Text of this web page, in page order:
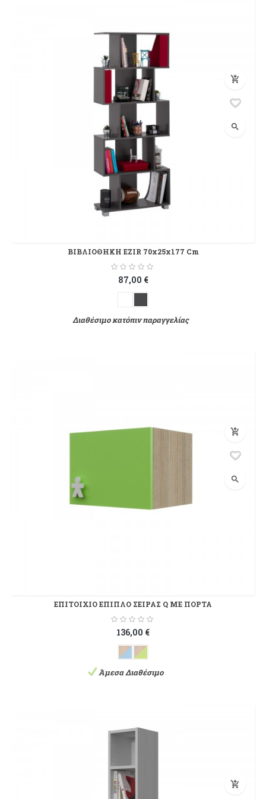
add_shopping_cart
search
ΒΙΒΛΙΟΘΗΚΗ EZIR 70x25x177 Cm
87,00 €
Διαθέσιμο κατόπιν παραγγελίας
add_shopping_cart
search
ΕΠΙΤΟΙΧΙΟ ΕΠΙΠΛΟ ΣΕΙΡΑΣ Q ΜΕ ΠΟΡΤΑ
136,00 €
Άμεσα Διαθέσιμο
add_shopping_cart